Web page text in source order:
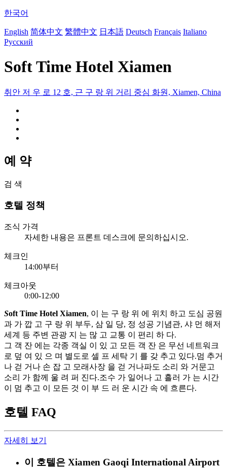
한국어
English 简体中文 繁體中文 日本語 Deutsch Français Italiano
Русский
Soft Time Hotel Xiamen
취안 저 우 로 12 호, 근 구 랑 위 거리 중심 화원, Xiamen, China
예 약
검 색
호텔 정책
조식 가격
자세한 내용은 프론트 데스크에 문의하십시오.
체크인
14:00부터
체크아웃
0:00-12:00
Soft Time Hotel Xiamen, 이 는 구 랑 위 에 위치 하고 도심 공원
과 가 깝 고 구 랑 위 부두, 삼 일 당, 정 성공 기념관, 샤 먼 해저
세계 등 주변 관광 지 는 많 고 교통 이 편리 하 다.
그 객 잔 에는 각종 객실 이 있 고 모든 객 잔 은 무선 네트워크
로 덮 여 있 으 며 별도로 셀 프 세탁 기 를 갖 추고 있다.멈 추거
나 걷 거나 손 잡 고 모래사장 을 걷 거나파도 소리 와 거문고
소리 가 함께 울 려 퍼 진다.조수 가 일어나 고 흘러 가 는 시간
이 멈 추고 이 모든 것 이 부 드 러 운 시간 속 에 흐른다.
호텔 FAQ
자세히 보기
이 호텔은 Xiamen Gaoqi International Airport